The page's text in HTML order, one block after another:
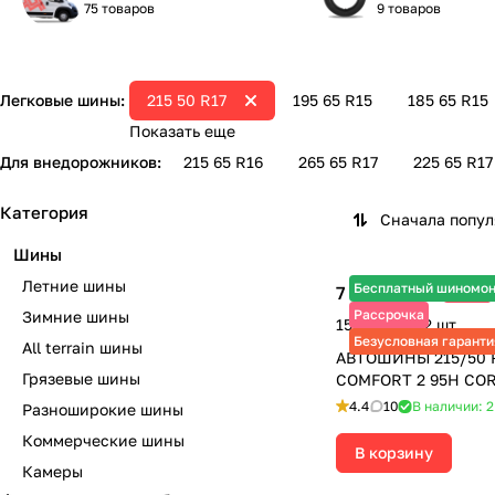
75 товаров 9 товаров
Легковые шины: 195 65 R15 185 65 R15
215 50 R17
Показать еще
Для внедорожников:
215 65 R16 265 65 R17 225 65 R17
Сначала
Бесплатный
Рассрочка
Безусловная
7 645 ₽8 690 ₽ -12%
15 290 ₽ за 2 шт.
АВТОШИНЫ 215/50
COMFORT 2 95H
4.4 10 В наличии: 2
В корзину
Категория
Шины
Летние шины
Зимние шины
All terrain шины
Грязевые шины
Разноширокие шины
Коммерческие шины
Камеры